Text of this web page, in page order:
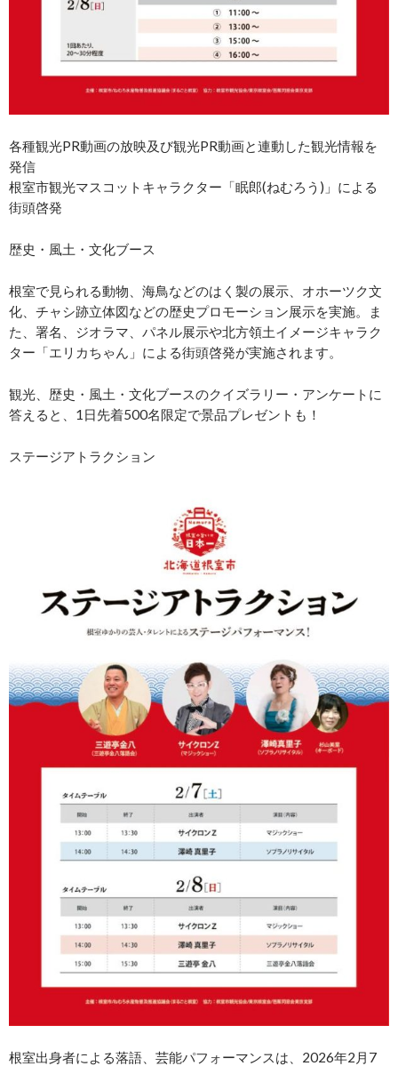
各種観光PR動画の放映及び観光PR動画と連動した観光情報を
発信
根室市観光マスコットキャラクター「眠郎(ねむろう)」による
街頭啓発
歴史・風土・文化ブース
根室で見られる動物、海鳥などのはく製の展示、オホーツク文
化、チャシ跡立体図などの歴史プロモーション展示を実施。ま
た、署名、ジオラマ、パネル展示や北方領土イメージキャラク
ター「エリカちゃん」による街頭啓発が実施されます。
観光、歴史・風土・文化ブースのクイズラリー・アンケートに
答えると、1日先着500名限定で景品プレゼントも！
ステージアトラクション
根室出身者による落語、芸能パフォーマンスは、2026年2月7